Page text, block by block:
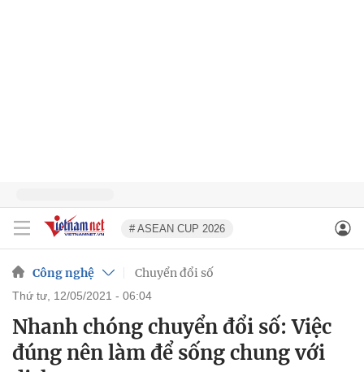
# ASEAN CUP 2026
Công nghệ Chuyển đổi số
thứ tư, 12/05/2021 - 06:04
Nhanh chóng chuyển đổi số: Việc
đúng nên làm để sống chung với